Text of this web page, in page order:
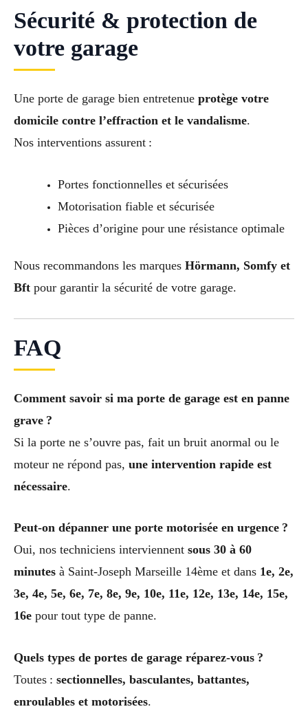
Sécurité & protection de
votre garage
Une porte de garage bien entretenue protège votre
domicile contre l’effraction et le vandalisme.
Nos interventions assurent :
Portes fonctionnelles et sécurisées
Motorisation fiable et sécurisée
Pièces d’origine pour une résistance optimale
Nous recommandons les marques Hörmann, Somfy et
Bft pour garantir la sécurité de votre garage.
FAQ
Comment savoir si ma porte de garage est en panne
grave ?
Si la porte ne s’ouvre pas, fait un bruit anormal ou le
moteur ne répond pas, une intervention rapide est
nécessaire.
Peut-on dépanner une porte motorisée en urgence ?
Oui, nos techniciens interviennent sous 30 à 60
minutes à Saint-Joseph Marseille 14ème et dans 1e, 2e,
3e, 4e, 5e, 6e, 7e, 8e, 9e, 10e, 11e, 12e, 13e, 14e, 15e,
16e pour tout type de panne.
Quels types de portes de garage réparez-vous ?
Toutes : sectionnelles, basculantes, battantes,
enroulables et motorisées.